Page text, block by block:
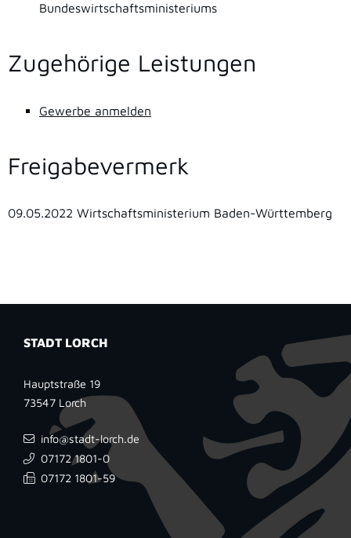
Bundeswirtschaftsministeriums
Zugehörige Leistungen
Gewerbe anmelden
Freigabevermerk
09.05.2022 Wirtschaftsministerium Baden-Württemberg
STADT LORCH
Hauptstraße 19
73547 Lorch
info@stadt-lorch.de
07172 1801-0
07172 1801-59